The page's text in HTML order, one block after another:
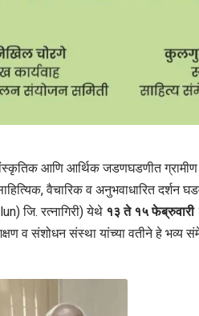
सांस्कृतिक आणि आर्थिक जडणघडणीत
वैचारिक व अनुभवाधारित दर्शन
जि. रत्नागिरी) येथे १३ ते १५ फेब्रुवारी
व संशोधन संस्था यांच्या वतीने हे भव्य